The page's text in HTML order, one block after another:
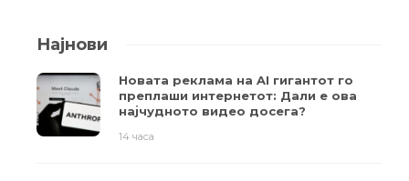
Најнови
Новата реклама на AI гигантот го
преплаши интернетот: Дали е ова
најчудното видео досега?
14 часа